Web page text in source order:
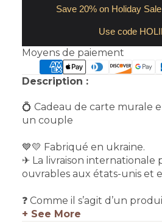
Save 20% on Holiday
Use code
Moyens de paiement
Description :
💍 Cadeau de carte murale
un couple
💙💛 Fabriqué en ukraine.
✈ La livraison internationale
ouvrables aux états-unis et
❓ Comme il s’agit d’un
+ See More